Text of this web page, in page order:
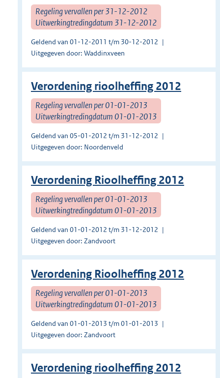
Regeling vervallen per 31-12-2012
Uitwerkingtredingdatum 31-12-2012
Geldend van 01-12-2011 t/m 30-12-2012
Uitgegeven door: Waddinxveen
Verordening rioolheffing 2012
Regeling vervallen per 01-01-2013
Uitwerkingtredingdatum 01-01-2013
Geldend van 05-01-2012 t/m 31-12-2012
Uitgegeven door: Noordenveld
Verordening Rioolheffing 2012
Regeling vervallen per 01-01-2013
Uitwerkingtredingdatum 01-01-2013
Geldend van 01-01-2012 t/m 31-12-2012
Uitgegeven door: Zandvoort
Verordening Rioolheffing 2012
Regeling vervallen per 01-01-2013
Uitwerkingtredingdatum 01-01-2013
Geldend van 01-01-2013 t/m 01-01-2013
Uitgegeven door: Zandvoort
Verordening rioolheffing 2012